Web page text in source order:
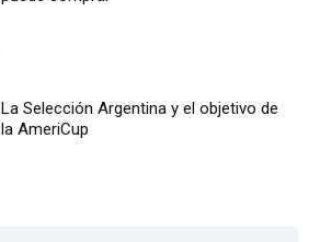
La Selección Argentina y el objetivo de
la AmeriCup